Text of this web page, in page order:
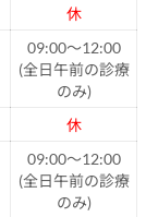
休
09:00～12:00
(全日午前の診療
のみ)
休
09:00～12:00
(全日午前の診療
のみ)